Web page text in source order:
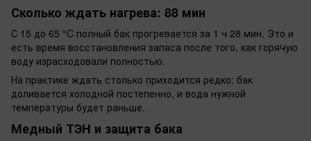
Сколько ждать нагрева: 88 мин
С 15 до 65 °C полный бак прогревается за 1 ч 28 мин. Это и
есть время восстановления запаса после того, как горячую
воду израсходовали полностью.
На практике ждать столько приходится редко: бак
доливается холодной постепенно, и вода нужной
температуры будет раньше.
Медный ТЭН и защита бака